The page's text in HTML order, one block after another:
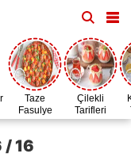
Taze
Fasulye
Zamanı
Çilekli
Tarifleri
/ 16